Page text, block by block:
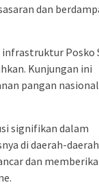
dan
Posko
Kunjungan ini
pangan
signifikan dalam
di daerah-
dan